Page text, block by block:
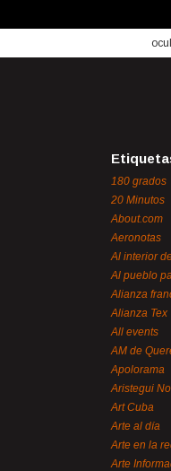
180 grados
20 Minutos
About.com
Aeronotas
Al interior
Al pueblo
Alianza
Alianza Tex
All events
AM de
Apolorama
Aristegui
Art Cuba
Arte al día
Arte en la
Arte